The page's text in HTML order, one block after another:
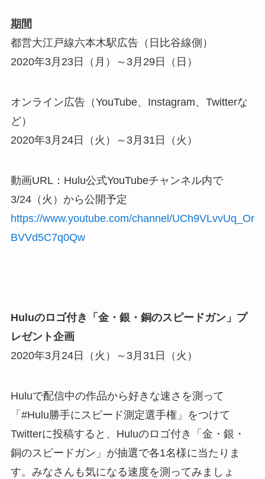
期間
都営大江戸線六本木駅広告（日比谷線側）
2020年3月23日（月）～3月29日（日）
オンライン広告（YouTube、Instagram、Twitterな
ど）
2020年3月24日（火）～3月31日（火）
動画URL：Hulu公式YouTubeチャンネル内で
3/24（火）から公開予定
https://www.youtube.com/channel/UCh9VLvvUq_Or
BVVd5C7q0Qw
Huluのロゴ付き「金・銀・銅のスピードガン」プ
レゼント企画
2020年3月24日（火）～3月31日（火）
Huluで配信中の作品から好きな速さを測って
「#Hulu勝手にスピード測定選手権」をつけて
Twitterに投稿すると、Huluのロゴ付き「金・銀・
銅のスピードガン」が抽選で各1名様に当たりま
す。みなさんも気になる速度を測ってみましょ